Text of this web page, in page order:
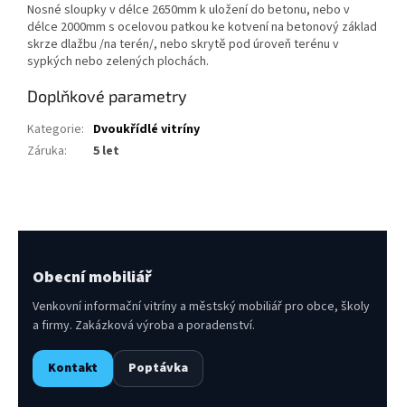
Nosné sloupky v délce 2650mm k uložení do betonu, nebo v
délce 2000mm s ocelovou patkou ke kotvení na betonový základ
skrze dlažbu /na terén/, nebo skrytě pod úroveň terénu v
sypkých nebo zelených plochách.
Doplňkové parametry
Kategorie: Dvoukřídlé vitríny
Záruka: 5 let
Obecní mobiliář
Venkovní informační vitríny a městský mobiliář pro obce, školy
a firmy. Zakázková výroba a poradenství.
Kontakt Poptávka